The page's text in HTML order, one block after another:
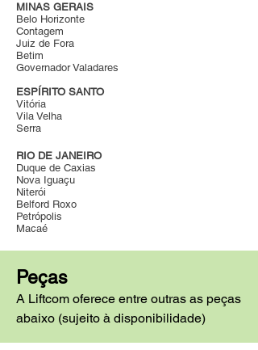
MINAS GERAIS
Belo Horizonte
Contagem
Juiz de Fora
Betim
Governador Valadares
ESPÍRITO SANTO
Vitória
Vila Velha
Serra
RIO DE JANEIRO
Duque de Caxias
Nova Iguaçu
Niterói
Belford Roxo
Petrópolis
Macaé
Peças
A Liftcom oferece entre outras as peças
abaixo (sujeito à disponibilidade)